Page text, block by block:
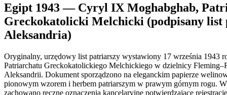
Egipt 1943 — Cyryl IX Moghabghab,
Greckokatolicki Melchicki (podpisany list
Aleksandria)
Oryginalny, urzędowy list patriarszy wystawiony 17 września 1943
Patriarchatu Greckokatolickiego Melchickiego w dzielnicy
Aleksandrii. Dokument sporządzono na eleganckim papierze
pionowym wzorem i herbem patriarszym w prawym górnym rogu.
zachowano ręczne oznaczenia kancelaryjne potwierdzające